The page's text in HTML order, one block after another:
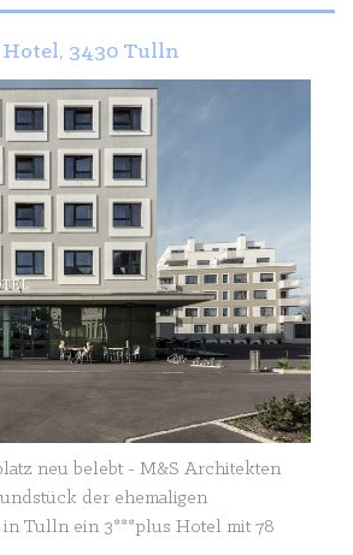
3430 Tulln
neu belebt - M&S Architekten
der ehemaligen
Tulln ein 3***plus Hotel mit 78